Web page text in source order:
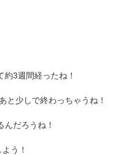
3週間経ったね！
と少しで終わっちゃうね！
だろうね！
う！